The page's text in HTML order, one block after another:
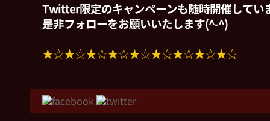
Twitter限定のキャンペーンも随時開催してい
是非フォローをお願いいたします(^-^)
★☆★☆★☆★☆★☆★☆★☆★☆★☆